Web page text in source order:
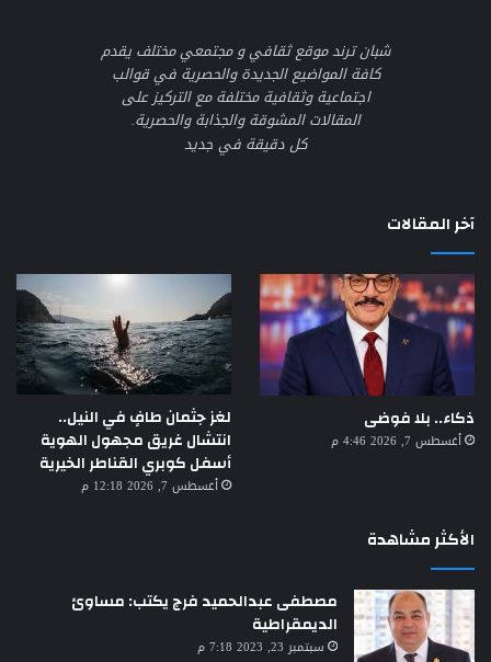
شبان ترند موقع ثقافي و مجتمعي مختلف يقدم
كافة المواضيع الجديدة والحصرية في قوالب
اجتماعية وثقافية مختلفة مع التركيز على
المقالات المشوقة والجذابة والحصرية.
كل دقيقة في جديد
آخر المقالات
ذكاء.. بلا فوضى
أغسطس 7, 2026 4:46 م
لغز جثمان طافٍ في النيل..
انتشال غريق مجهول الهوية
أسفل كوبري القناطر الخيرية
أغسطس 7, 2026 12:18 م
الأكثر مشاهدة
مصطفى عبدالحميد فرج يكتب: مساوئ
الديمقراطية
سبتمبر 23, 2023 7:18 م